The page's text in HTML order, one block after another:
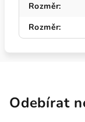
Rozměr:
Rozměr:
Odebírat